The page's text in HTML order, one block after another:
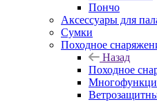
Пончо
Аксессуары для
Сумки
Походное
Назад
Походное